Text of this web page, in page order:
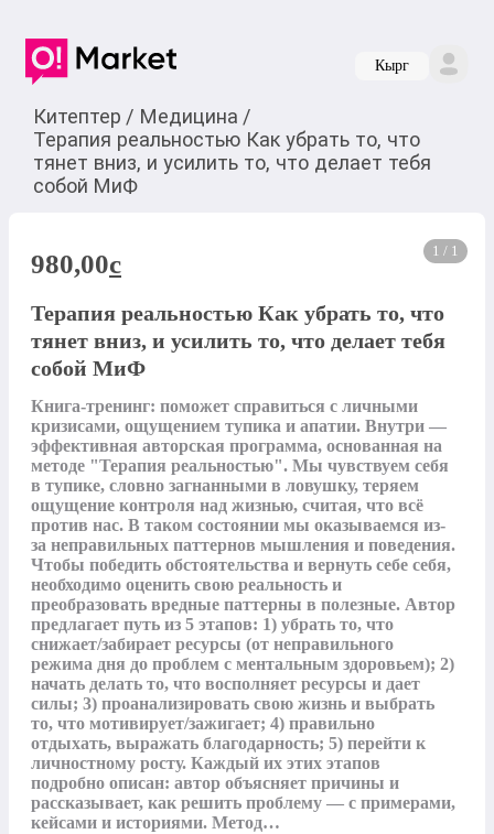
Кырг
Китептер / Медицина /
Терапия реальностью Как убрать то, что
тянет вниз, и усилить то, что делает тебя
собой МиФ
1 / 1
980,00c
Терапия реальностью Как убрать то, что
тянет вниз, и усилить то, что делает тебя
собой МиФ
Книга-тренинг: поможет справиться с личными
кризисами, ощущением тупика и апатии. Внутри —
эффективная авторская программа, основанная на
методе "Терапия реальностью". Мы чувствуем себя
в тупике, словно загнанными в ловушку, теряем
ощущение контроля над жизнью, считая, что всё
против нас. В таком состоянии мы оказываемся из-
за неправильных паттернов мышления и поведения.
Чтобы победить обстоятельства и вернуть себе себя,
необходимо оценить свою реальность и
преобразовать вредные паттерны в полезные. Автор
предлагает путь из 5 этапов: 1) убрать то, что
снижает/забирает ресурсы (от неправильного
режима дня до проблем с ментальным здоровьем); 2)
начать делать то, что восполняет ресурсы и дает
силы; 3) проанализировать свою жизнь и выбрать
то, что мотивирует/зажигает; 4) правильно
отдыхать, выражать благодарность; 5) перейти к
личностному росту. Каждый их этих этапов
подробно описан: автор объясняет причины и
рассказывает, как решить проблему — с примерами,
кейсами и историями. Метод…